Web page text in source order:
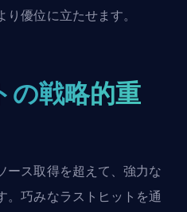
優位に立たせます。
の戦略的重
ース取得を超えて、強力な
。巧みなラストヒットを通